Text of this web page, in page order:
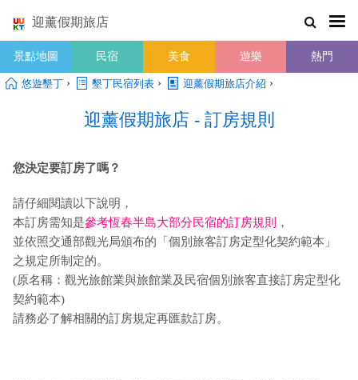
迎薰假期旅店
景點地圖 民宿 美食 遊樂 熱門
悠遊墾丁 › 墾丁民宿列表 › 迎薰假期旅店介紹 ›
迎薰假期旅店 - 訂房規則
您決定要訂房了嗎？
請仔細閱讀以下說明，
本訂房需知是參考恆春半島大部分民宿的訂房規則
，
並依照交通部觀光局頒布的「個別旅客訂房定型化契約範本」
之規定所制定的。
(原名稱：觀光旅館業與旅館業及民宿個別旅客直接訂房定型化
契約範本)
請務必了解相關的訂房規定再匯款訂房。